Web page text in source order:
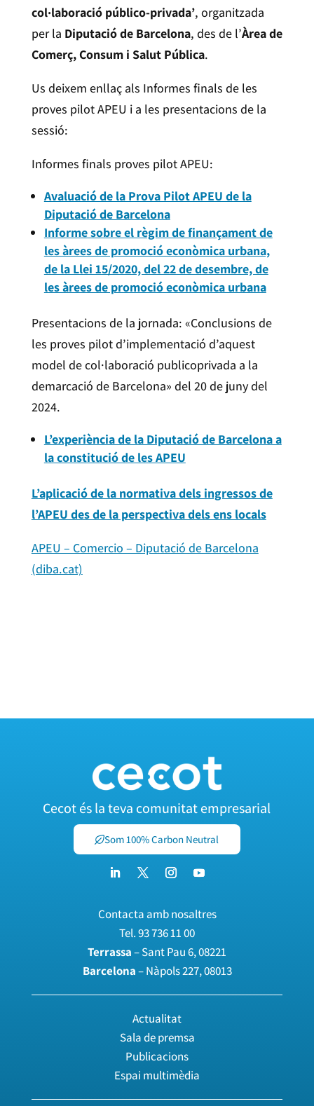
col·laboració público-privada’, organitzada
per la Diputació de Barcelona, des de l’Àrea de
Comerç, Consum i Salut Pública.
Us deixem enllaç als Informes finals de les
proves pilot APEU i a les presentacions de la
sessió:
Informes finals proves pilot APEU:
Avaluació de la Prova Pilot APEU de la
Diputació de Barcelona
Informe sobre el règim de finançament de
les àrees de promoció econòmica urbana,
de la Llei 15/2020, del 22 de desembre, de
les àrees de promoció econòmica urbana
Presentacions de la jornada: «Conclusions de
les proves pilot d’implementació d’aquest
model de col·laboració publicoprivada a la
demarcació de Barcelona» del 20 de juny del
2024.
L’experiència de la Diputació de Barcelona a
la constitució de les APEU
L’aplicació de la normativa dels ingressos de
l’APEU des de la perspectiva dels ens locals
APEU – Comercio – Diputació de Barcelona
(diba.cat)
Cecot és la teva comunitat empresarial
Som 100% Carbon Neutral
Contacta amb nosaltres
Tel.93 736 11 00
Terrassa– Sant Pau 6, 08221
Barcelona– Nàpols 227, 08013
Actualitat
Sala de premsa
Publicacions
Espai multimèdia